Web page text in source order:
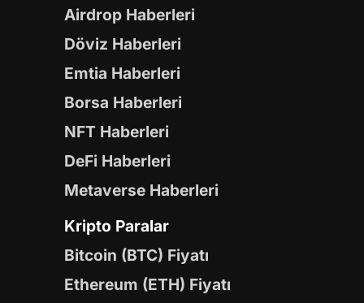
Airdrop Haberleri
Döviz Haberleri
Emtia Haberleri
Borsa Haberleri
NFT Haberleri
DeFi Haberleri
Metaverse Haberleri
Kripto Paralar
Bitcoin (BTC) Fiyatı
Ethereum (ETH) Fiyatı